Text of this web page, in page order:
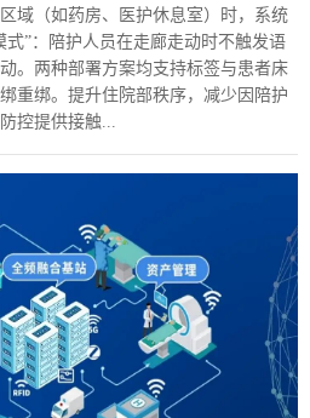
域（如药房、医护休息室）时，系统
”：陪护人员在走廊走动时不触发语
。两种部署方案均支持标签与患者床
重绑。提升住院部秩序，减少因陪护
控提供接触...